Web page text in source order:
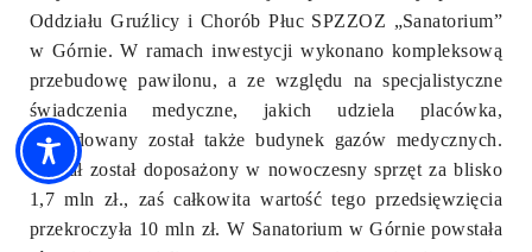
Oddziału Gruźlicy i Chorób Płuc SPZZOZ „Sanatorium”
w Górnie. W ramach inwestycji wykonano kompleksową
przebudowę pawilonu, a ze względu na specjalistyczne
świadczenia medyczne, jakich udziela placówka,
wybudowany został także budynek gazów medycznych.
Odział został doposażony w nowoczesny sprzęt za blisko
1,7 mln zł., zaś całkowita wartość tego przedsięwzięcia
przekroczyła 10 mln zł. W Sanatorium w Górnie powstała